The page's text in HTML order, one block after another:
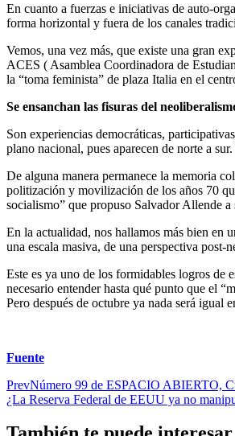
En cuanto a fuerzas e iniciativas de auto-
forma horizontal y fuera de los canales
Vemos, una vez más, que existe una gran
ACES ( Asamblea Coordinadora de
la “toma feminista” de plaza Italia en el
Se ensanchan las fisuras del
Son experiencias democráticas,
plano nacional, pues aparecen de norte a
De alguna manera permanece la memoria
politización y movilización de los años 70
socialismo” que propuso Salvador Allende a
En la actualidad, nos hallamos más bien en
una escala masiva, de una perspectiva
Este es ya uno de los formidables logros de
necesario entender hasta qué punto que el
Pero después de octubre ya nada será
Fuente
PrevNúmero 99 de ESPACIO ABIERTO,
¿La Reserva Federal de EEUU ya no